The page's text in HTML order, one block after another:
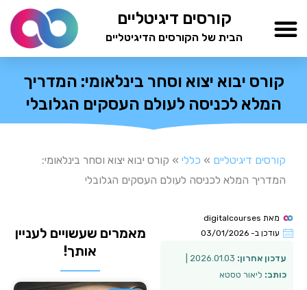
לתוכן
קורסים דיגיטליים
הבית של הקורסים הדיגיטליים
קורס יבוא יצוא וסחר בינלאומי: המדריך
המלא לכניסה לעולם העסקים הגלובלי
קורסים דיגיטליים » כללי » קורס יבוא יצוא וסחר בינלאומי:
המדריך המלא לכניסה לעולם העסקים הגלובלי
מאת
עודכן ב- 03/01/2026
עדכון אחרון:
כותב: ליאור טסטא
מאמרים שעשויים לעניין
אותך!